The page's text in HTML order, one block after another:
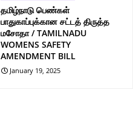
தமிழ்நாடு பெண்கள்
பாதுகாப்புக்கான சட்டத் திருத்த
மசோதா / TAMILNADU
WOMENS SAFETY
AMENDMENT BILL
January 19, 2025